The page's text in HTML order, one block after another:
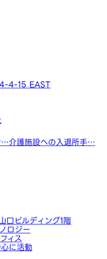
4-4-15 EAST
…介護施設への入退所手…
口ビルディング1階
ロジー
ィス
に活動